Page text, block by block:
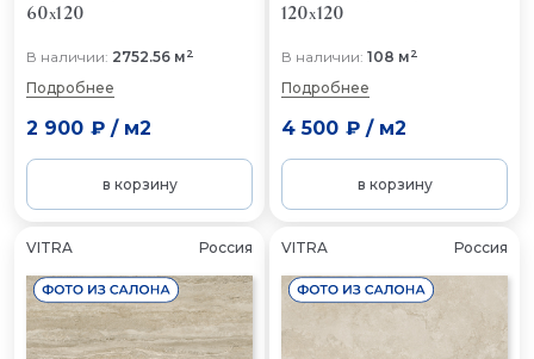
60x120
В наличии: 2752.56 м2
Подробнее
2 900 ₽/ м2
в корзину
120x120
В наличии: 108 м2
Подробнее
4 500 ₽/ м2
в корзину
VITRA Россия VITRA Россия